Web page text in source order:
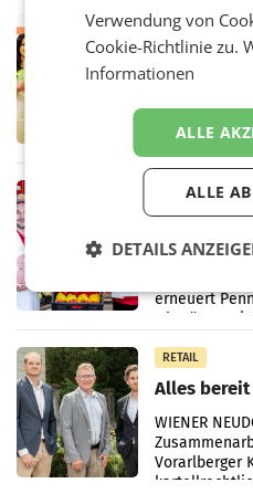
RETAIL
Eine
Müller
Über den
Altstoff
„Kreislauf-
RETAIL
Penny
Ober- und
WIENER
erneuert
RETAIL
Alles bereit
Albrecht
WIENER
Vorarlberger
Verwendung von
Cookie-Richtlinie zu.
Informationen
ALLE
ALLE
DETAILS